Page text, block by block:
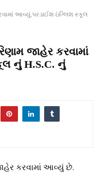
આવ્યું,પરડાઈશ ઇંગ્લિશ સ્કૂલ
જાહેર કરવામાં
નું H.S.C. નું
કરવામાં આવ્યું છે.